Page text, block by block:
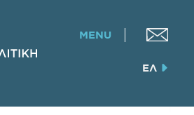
MENU
ΕΛ